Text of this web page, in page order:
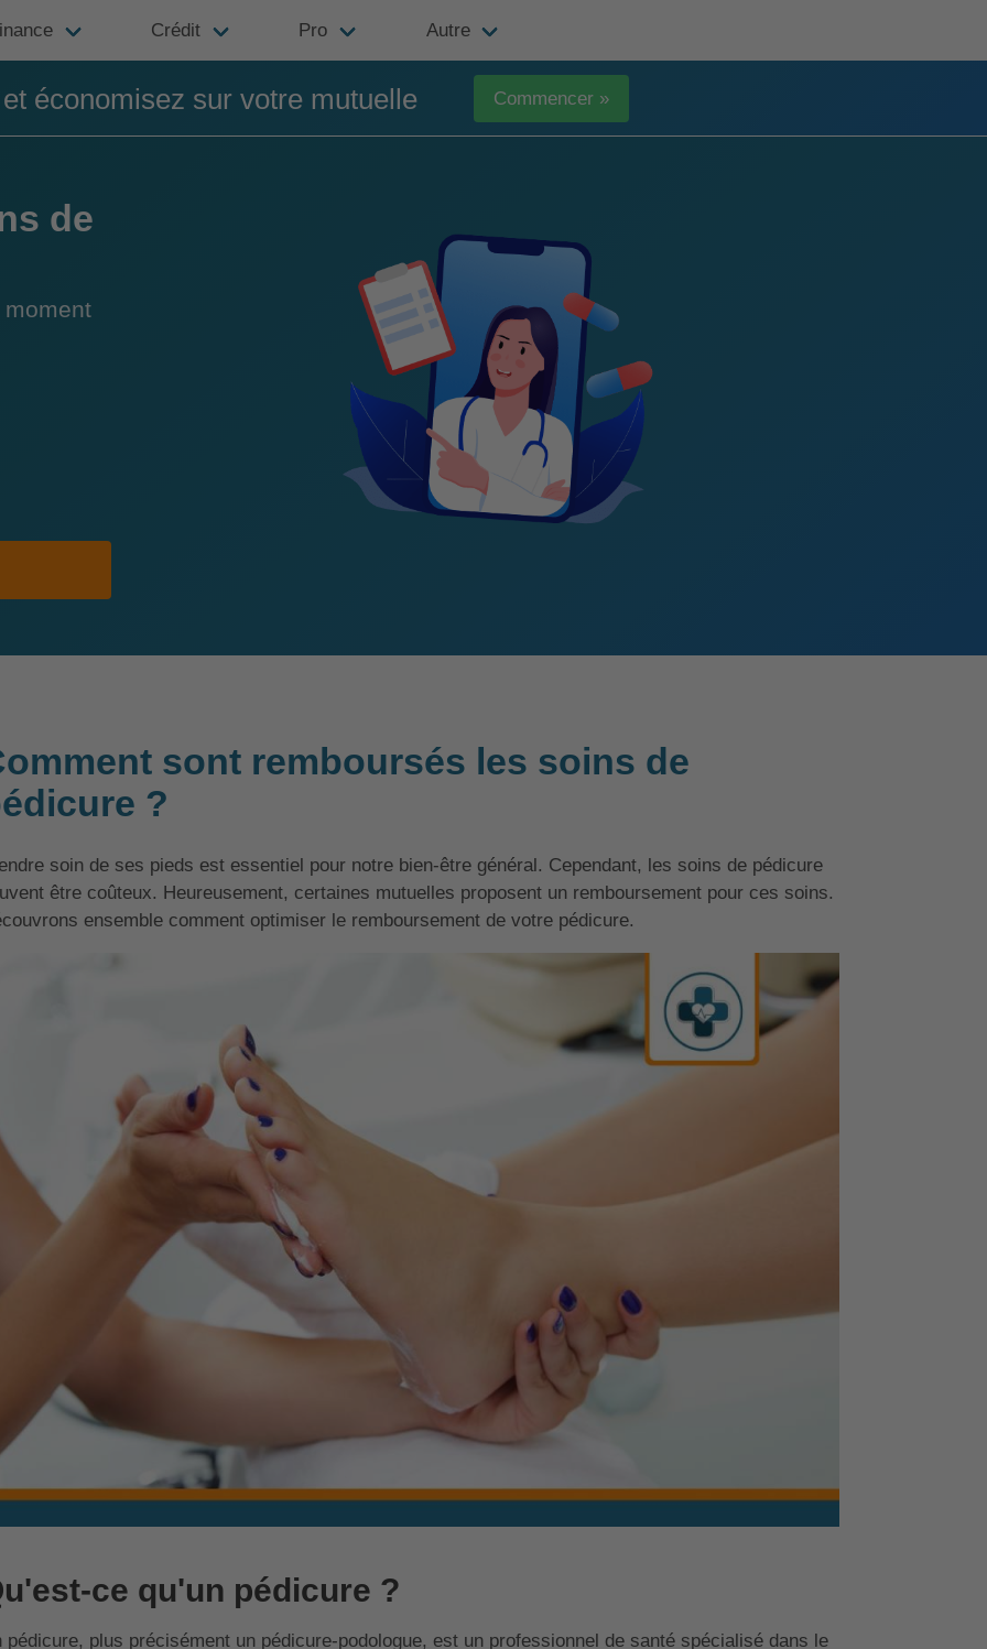
Crédit Pro Autre
économisez sur votre mutuelle Commencer »
de
sont remboursés les soins de
?
soin de ses pieds est essentiel pour notre bien-être général. Cependant, les soins de pédicure
être coûteux. Heureusement, certaines mutuelles proposent un remboursement pour ces soins.
ensemble comment optimiser le remboursement de votre pédicure.
ce qu'un pédicure ?
pédicure, plus précisément un pédicure-podologue, est un professionnel de santé spécialisé dans le